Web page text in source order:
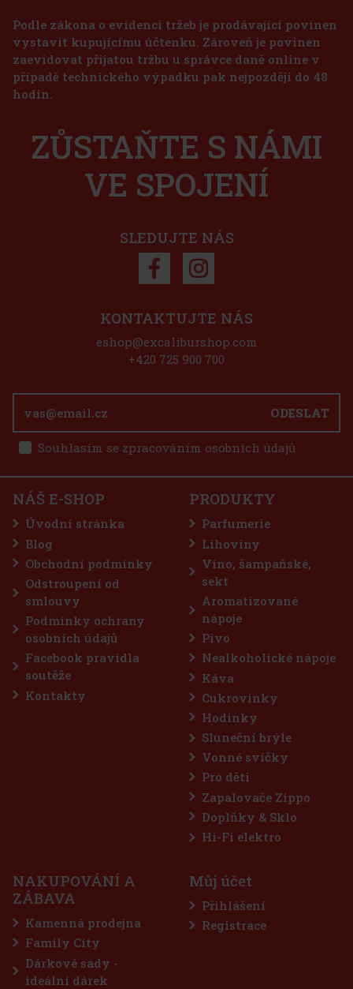
SKLADEM(> 5 ks)
269Kč bez DPH
Božkov Republica Malina 0,7 l 20%
SKLADEM(> 5 ks)
Horvath's čoko-třešňový krémový likér 15% 0,7 l
SKLADEM(> 5 ks)
Horvath's Čokoládovo-třešňový krémový likér je jemný krémový
likér, který spojuje lahodnou čokoládu s ovocným tónem třešní.
Výsledkem je sladký, hebký a příjemně dezertní nápoj, který potěší
všechny milovníky krémových likérů a výraznějších sladkých
SKLADEM(> 5 ks)
Jenčík a dcery Chocolate Liqueur je exkluzivní čokoládový likér,
který vzniká macerací kvalitních kakaových bobů z Kostariky. Už
krátce po svém uvedení na trh v roce 2022 získal stříbrnou medaili
v národní soutěži likérů CNSC a další stříbro přidal v
237Kč bez DPH 287 Kč
Do košíku
Riper Višňový likér 23% 0,35 l
(> 5 ks)
Riper Višňový likér je poctivý ovocný likér vyrobený podle staré
rodinné receptury, která se každoročně používá a ladí s důrazem
na čistou chuť višní. Základem jsou višně naložené ve višňovém
destilátu, které likéru dodávají výrazný ovocný charakter,
237Kč bez DPH
Podle zákona o evidenci tržeb je prodávající povinen
vystavit kupujícímu účtenku. Zároveň je povinen
zaevidovat přijatou tržbu u správce daně online v
případě technického výpadku pak nejpozději do 48
hodin.
ZŮSTAŇTE S NÁMI
VE SPOJENÍ
SLEDUJTE NÁS
ODESLAT
Souhlasím se zpracováním osobních údajů
KONTAKTUJTE NÁS
eshop@excaliburshop.com
+420 725 900 700
NÁŠ E-SHOP
Úvodní stránka
Blog
Obchodní podmínky
Odstroupení od
smlouvy
Podmínky ochrany
osobních údajů
Facebook pravidla
soutěže
Kontakty
PRODUKTY
Parfumerie
Lihoviny
Víno, šampaňské,
sekt
Aromatizované
nápoje
Pivo
Nealkoholické nápoje
Káva
Cukrovinky
Hodinky
Sluneční brýle
Vonné svíčky
Pro děti
Zapalovače Zippo
Doplňky & Sklo
Hi-Fi elektro
NAKUPOVÁNÍ A
ZÁBAVA
Kamenná prodejna
Family City
Dárkové sady -
ideální dárek
Můj účet
Přihlášení
Registrace